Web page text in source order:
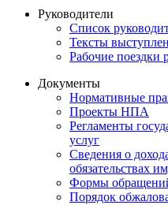
Руководители
Список
Тексты
Рабочие поездки
Документы
Нормативные
Проекты НПА
Регламенты
услуг
Сведения о
обязательствах
Формы
Порядок